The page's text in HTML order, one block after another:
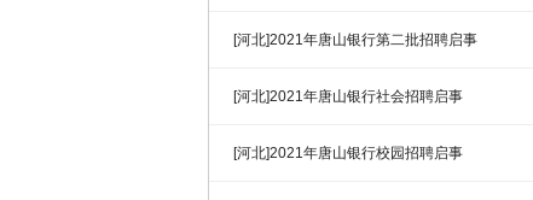
[河北]2021年唐山银行第二批招聘启事
[河北]2021年唐山银行社会招聘启事
[河北]2021年唐山银行校园招聘启事